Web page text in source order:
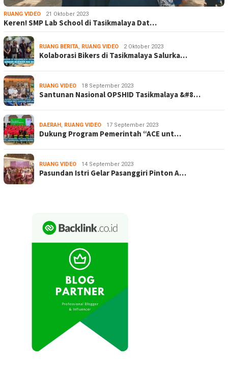
RUANG VIDEO 21 Oktober 2023
Keren! SMP Lab School di Tasikmalaya Dat…
RUANG BERITA, RUANG VIDEO 2 Oktober 2023
Kolaborasi Bikers di Tasikmalaya Salurka…
RUANG VIDEO 18 September 2023
Santunan Nasional OPSHID Tasikmalaya &#8…
DAERAH, RUANG VIDEO 17 September 2023
Dukung Program Pemerintah “ACE unt…
RUANG VIDEO 14 September 2023
Pasundan Istri Gelar Pasanggiri Pinton A…